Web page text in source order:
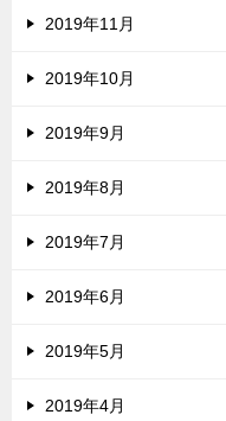
2019年11月
2019年10月
2019年9月
2019年8月
2019年7月
2019年6月
2019年5月
2019年4月